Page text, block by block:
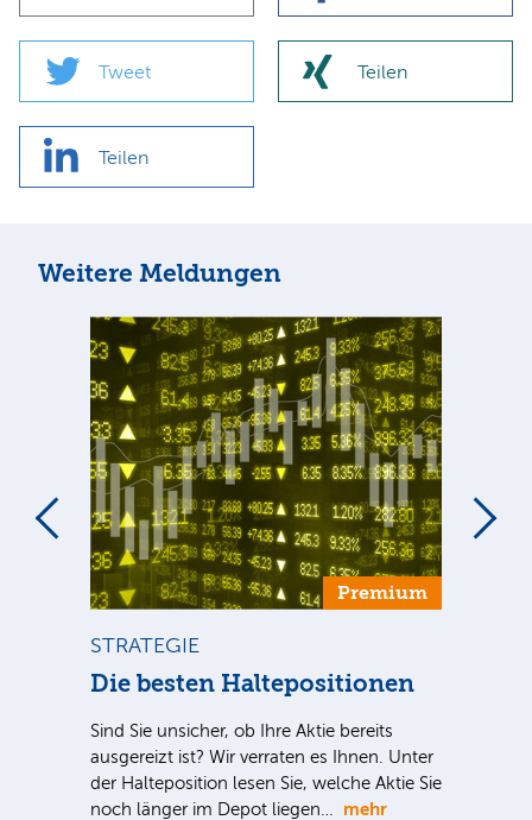
Tweet Teilen
Teilen
Weitere Meldungen
Premium
STRATEGIE
Die besten Haltepositionen
Sind Sie unsicher, ob Ihre Aktie bereits
ausgereizt ist? Wir verraten es Ihnen. Unter
der Halteposition lesen Sie, welche Aktie Sie
noch länger im Depot liegen… mehr